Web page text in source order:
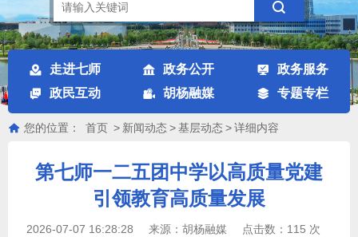
走进七师 政务公开
政务服务
政民互动
胡杨融媒 专题专栏
您的位置： 首页 > 新闻动态>基层动态>详细内容
第七师一二五团中学以高质量党建
引领教育高质量发展
2026-07-07 16:28:28 来源： 胡杨融媒 点击数： 115 次